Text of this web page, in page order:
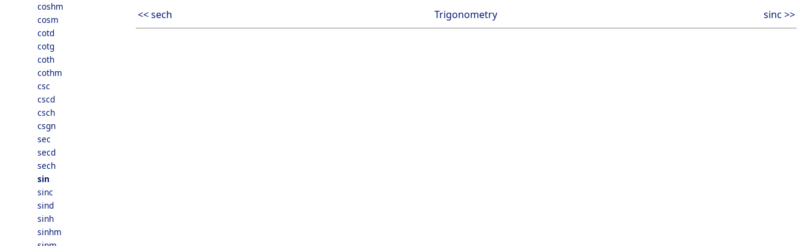
coshm
cosm
cotd
cotg
coth
cothm
csc
cscd
csch
csgn
sec
secd
sech
sin
sinc
sind
sinh
sinhm
<< sech
Trigonometry sinc >>